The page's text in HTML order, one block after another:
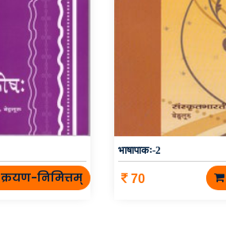
क्रयण-निमित्तम्
भाषापाकः-2
70